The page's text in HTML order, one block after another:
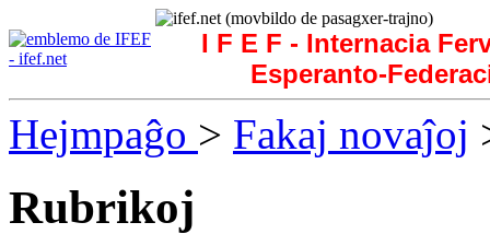
I F E F - Internacia
Esperanto-
Hejmpaĝo > Fakaj novaĵoj
Rubrikoj